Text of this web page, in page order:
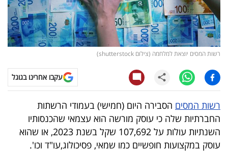
קריפטו
ויראלי
עסקי
ספורט
קריירה
ולימודים
רשות המסים יוצאת למלחמה (צילום shutterstock)
עקבו אחרינו בגוגל
רשות המסים הסבירה היום (חמישי) בעמודי הרשתות
החברתיות שלה כי עוסק מורשה הוא עצמאי שהכנסותיו
השנתיות עולות על 107,692 שקל בשנת 2023, או שהוא
עוסק במקצועות חופשיים כמו שמאי, פסיכולוג,עו"ד וכו'.